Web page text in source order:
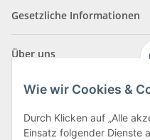
Gesetzliche Informationen
Über uns
Wie wir Cookies &
Durch Klicken auf „Alle
Einsatz folgender Dienste